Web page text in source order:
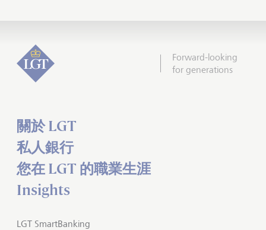
Forward-looking
for generations
關於 LGT
私人銀行
您在 LGT 的職業生涯
Insights
LGT SmartBanking